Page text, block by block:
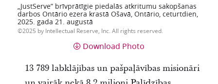
„JustServe” brīvprātīgie piedalās atkritumu sakopšanas
darbos Ontārio ezera krastā Ošavā, Ontārio, ceturtdien,
2025. gada 21. augustā
2025 by Intellectual Reserve, Inc. All rights reserved.
Download Photo
13 789 labklājības un pašpaļāvības misionāri